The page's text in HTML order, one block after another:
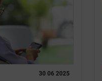
30 06 2025